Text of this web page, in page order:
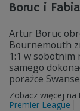
Boruc i
Artur Boruc
Bournemouth
1:1 w sobotnim
samego
porażce
Zobacz więcej na
Premier League